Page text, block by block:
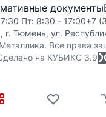
документы
Пт: 8:30 - 17:00+7
г. Тюмень, ул.
Все права
на КУБИКС 3.9